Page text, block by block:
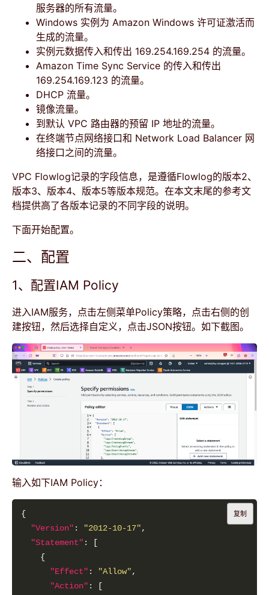
服务器的所有流量。
Windows 实例为 Amazon Windows 许可证激活而
生成的流量。
实例元数据传入和传出 169.254.169.254 的流量。
Amazon Time Sync Service 的传入和传出
169.254.169.123 的流量。
DHCP 流量。
镜像流量。
到默认 VPC 路由器的预留 IP 地址的流量。
在终端节点网络接口和 Network Load Balancer 网
络接口之间的流量。
VPC Flowlog记录的字段信息，是遵循Flowlog的版本2、
版本3、版本4、版本5等版本规范。在本文末尾的参考文
档提供高了各版本记录的不同字段的说明。
下面开始配置。
二、配置
1、配置IAM Policy
进入IAM服务，点击左侧菜单Policy策略，点击右侧的创
建按钮，然后选择自定义，点击JSON按钮。如下截图。
输入如下IAM Policy：
"Version" : "2012-10-17"
"Statement"
"Effect" : "Allow"
"Action"
复制